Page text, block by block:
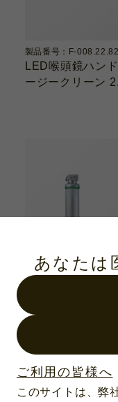
あなたは
ご利用の皆様へ
このサイトは、弊
製品番号：F-
LED喉頭鏡ハン
ージークリーン
製品番号：F-
3.5V